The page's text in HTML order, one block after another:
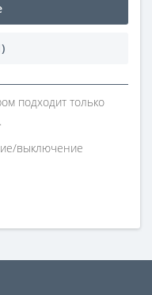
подходит только
выключение